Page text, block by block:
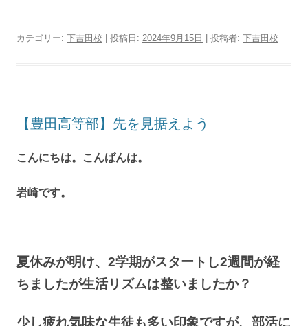
カテゴリー: 下吉田校 | 投稿日: 2024年9月15日 投稿者: 下吉田校
【豊田高等部】先を見据えよう
こんにちは。こんばんは。
岩崎です。
夏休みが明け、2学期がスタートし2週間が経
ちましたが生活リズムは整いましたか？
少し疲れ気味な生徒も多い印象ですが、部活に